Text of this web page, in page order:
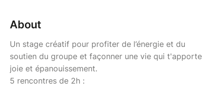
About
Un stage créatif pour profiter de l’énergie et du
soutien du groupe et façonner une vie qui t'apporte
joie et épanouissement.
5 rencontres de 2h :